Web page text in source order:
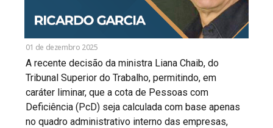
01 de dezembro 2025
A recente decisão da ministra Liana Chaib, do
Tribunal Superior do Trabalho, permitindo, em
caráter liminar, que a cota de Pessoas com
Deficiência (PcD) seja calculada com base apenas
no quadro administrativo interno das empresas,